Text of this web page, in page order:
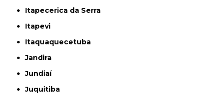
Itapecerica da Serra
Itapevi
Itaquaquecetuba
Jandira
Jundiaí
Juquitiba